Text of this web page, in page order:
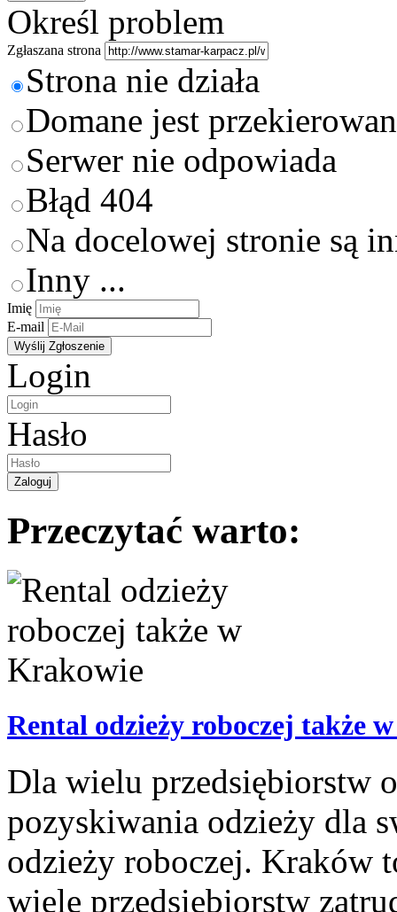
Określ problem
Zgłaszana strona
Strona nie działa
Domane jest
Serwer nie odpowiada
Błąd 404
Na docelowej stronie są
Inny ...
Imię
E-mail
Login
Hasło
Przeczytać warto:
Rental odzieży roboczej także
Dla wielu przedsiębiorstw
pozyskiwania odzieży dla
odzieży roboczej. Kraków
wiele przedsiębiorstw